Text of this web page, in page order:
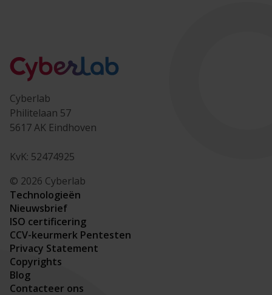
Cyberlab
Philitelaan 57
5617 AK Eindhoven
KvK: 52474925
© 2026 Cyberlab
Technologieën
Nieuwsbrief
ISO certificering
CCV-keurmerk Pentesten
Privacy Statement
Copyrights
Blog
Contacteer ons